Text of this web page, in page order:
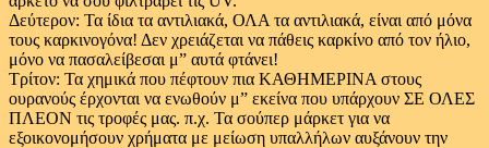
Δεύτερον: Τα ίδια τα αντιλιακά, ΟΛΑ τα αντιλιακά, είναι από μόνα
τους καρκινογόνα! Δεν χρειάζεται να πάθεις καρκίνο από τον ήλιο,
μόνο να πασαλείβεσαι μ” αυτά φτάνει!
Τρίτον: Τα χημικά που πέφτουν πια ΚΑΘΗΜΕΡΙΝΑ στους
ουρανούς έρχονται να ενωθούν μ” εκείνα που υπάρχουν ΣΕ ΟΛΕΣ
ΠΛΕΟΝ τις τροφές μας. π.χ. Τα σούπερ μάρκετ για να
εξοικονομήσουν χρήματα με μείωση υπαλλήλων αυξάνουν την